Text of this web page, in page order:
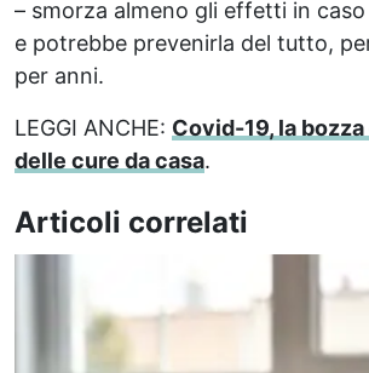
– smorza almeno gli effetti in
e potrebbe prevenirla del tutto,
per anni.
LEGGI ANCHE: Covid-19, la
delle cure da casa.
Articoli correlati